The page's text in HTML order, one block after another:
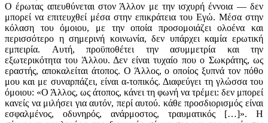
Ο έρωτας απευθύνεται στον Άλλον με την ισχυρή έννοια — δεν
μπορεί να επιτευχθεί μέσα στην επικράτεια του Εγώ. Μέσα στην
κόλαση του όμοιου, με την οποία προσομοιάζει ολοένα και
περισσότερο η σημερινή κοινωνία, δεν υπάρχει καμία ερωτική
εμπειρία. Aυτή, προϋποθέτει την ασυμμετρία και την
εξωτερικότητα του Άλλου. Δεν είναι τυχαίο που ο Σωκράτης, ως
εραστής, αποκαλείται άτοπος. Ο Άλλος, ο οποίος ξυπνά τον πόθο
μου και με συναρπάζει, είναι α-τοπικός. Διαφεύγει τη γλώσσα του
όμοιου: «Ο Άλλος, ως άτοπος, κάνει τη φωνή να τρέμει: δεν μπορεί
κανείς να μιλήσει για αυτόν, περί αυτού. κάθε προσδιορισμός είναι
εσφαλμένος, οδυνηρός, ανάρμοστος, τραυματικός […]». Η